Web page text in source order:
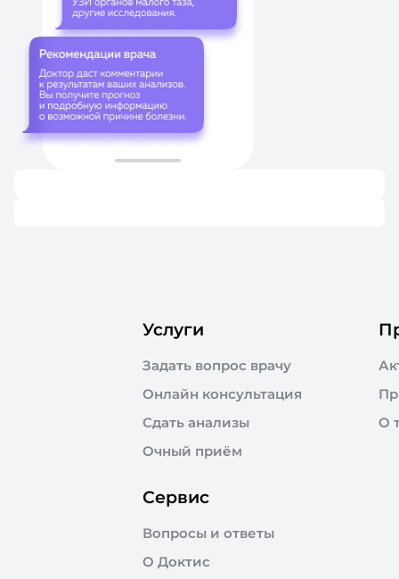
Услуги
Задать вопрос врачу
Онлайн консультация
Сдать анализы
Очный приём
О
Сервис
Вопросы и ответы
О Доктис